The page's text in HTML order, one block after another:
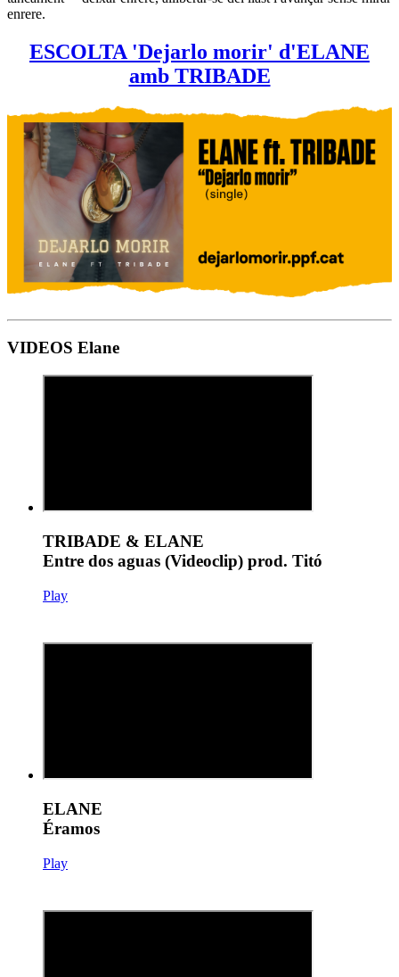
enrere.
ESCOLTA 'Dejarlo morir' d'ELANE
amb TRIBADE
VIDEOS Elane
TRIBADE & ELANE
Entre dos aguas (Videoclip) prod. Titó
Play
ELANE
Éramos
Play